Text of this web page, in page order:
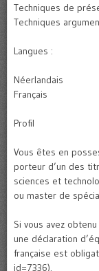
Techniques de
Techniques
Langues :
Néerlandais
Français
Profil
Vous êtes en
porteur d’un des
sciences et
ou master de
Si vous avez
une déclaration
française est
id=7336).